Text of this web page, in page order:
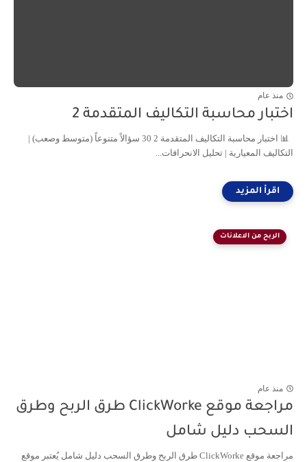
منذ عام
اختبار محاسبة التكاليف المتقدمة 2
📊 اختبار محاسبة التكاليف المتقدمة 2 30 سؤالاً متنوعاً (متوسط وصعب) |
التكاليف المعيارية | تحليل الانحرافات...
الربح من الاعلانات
منذ عام
مراجعة موقع ClickWorke طرق الربح وطرق
السحب دليل شامل
مراجعة موقع ClickWorke طرق الربح وطرق السحب دليل شامل يُعتبر موقع